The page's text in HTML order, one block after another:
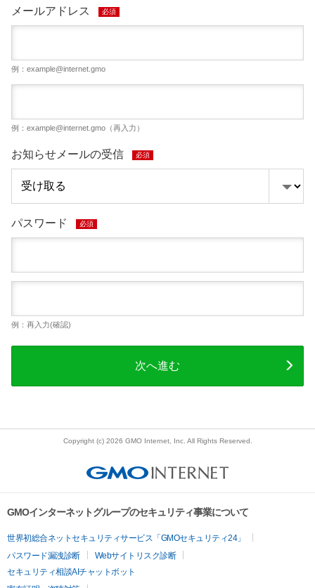
メールアドレス 必須
例： example@internet.gmo
例： example@internet.gmo （再入力）
お知らせメールの受信 必須
パスワード 必須
例：再入力(確認)
次へ進む
Copyright (c) 2026 GMO Internet, Inc. All Rights Reserved.
GMOインターネットグループのセキュリティ事業について
世界初総合ネットセキュリティサービス「GMOセキュリティ24」
パスワード漏洩診断
Webサイトリスク診断
セキュリティ相談AIチャットボット